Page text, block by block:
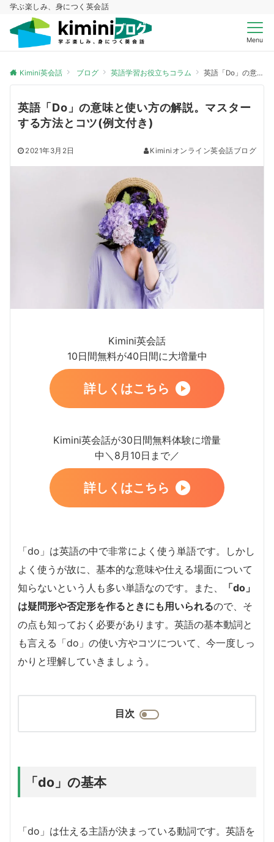
学ぶ楽しみ、身につく英会話
Menu
Kimini英会話 ブログ 英語学習お役立ちコラム 英語「Do」の意味と使い方の解説。マスターする方法とコツ(例文付き)
英語「Do」の意味と使い方の解説。マスター
する方法とコツ(例文付き)
2021年3月2日 Kiminiオンライン英会話ブログ
Kimini英会話
10日間無料が40日間に大増量中
詳しくはこちら
Kimini英会話が30日間無料体験に増量
中＼8月10日まで／
詳しくはこちら
「do」は英語の中で非常によく使う単語です。しかし
よく使うが故に、基本的な意味や仕える場面について
知らないという人も多い単語なのです。また、
「do」
は疑問形や否定形を作るときにも用いられるので、そ
の点も知っておく必要があります。英語の基本動詞と
も言える「do」の使い方やコツについて、今一度しっ
かりと理解していきましょう。
目次
「do」の基本
「do」は仕える主語が決まっている動詞です。英語を